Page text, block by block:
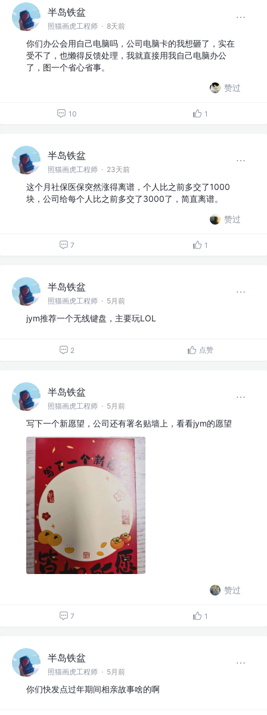
半岛铁盆
照猫画虎工程师 · 8天前
你们办公会用自己电脑吗，公司电脑卡的我想砸了，实在
受不了，也懒得反馈处理，我就直接用我自己电脑办公
了，图一个省心省事。
赞过
10 1
半岛铁盆
照猫画虎工程师 · 23天前
这个月社保医保突然涨得离谱，个人比之前多交了1000
块，公司给每个人比之前多交了3000了，简直离谱。
赞过
7 1
半岛铁盆
照猫画虎工程师 · 5月前
jym推荐一个无线键盘，主要玩LOL
2 点赞
半岛铁盆
照猫画虎工程师 · 5月前
写下一个新愿望，公司还有署名贴墙上，看看jym的愿望
赞过
7 1
半岛铁盆
照猫画虎工程师 · 5月前
你们快发点过年期间相亲故事啥的啊